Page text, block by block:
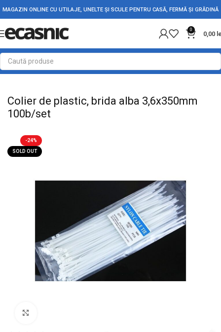
MAGAZIN ONLINE CU UTILAJE, UNELTE ȘI SCULE PENTRU CASĂ, FERMĂ ȘI GRĂDINĂ
0
0,00
Prima pagină Conectica Bride si coliere de prindere
Colier de plastic, brida alba 3,6x350mm
100b/set
-24%
SOLD OUT